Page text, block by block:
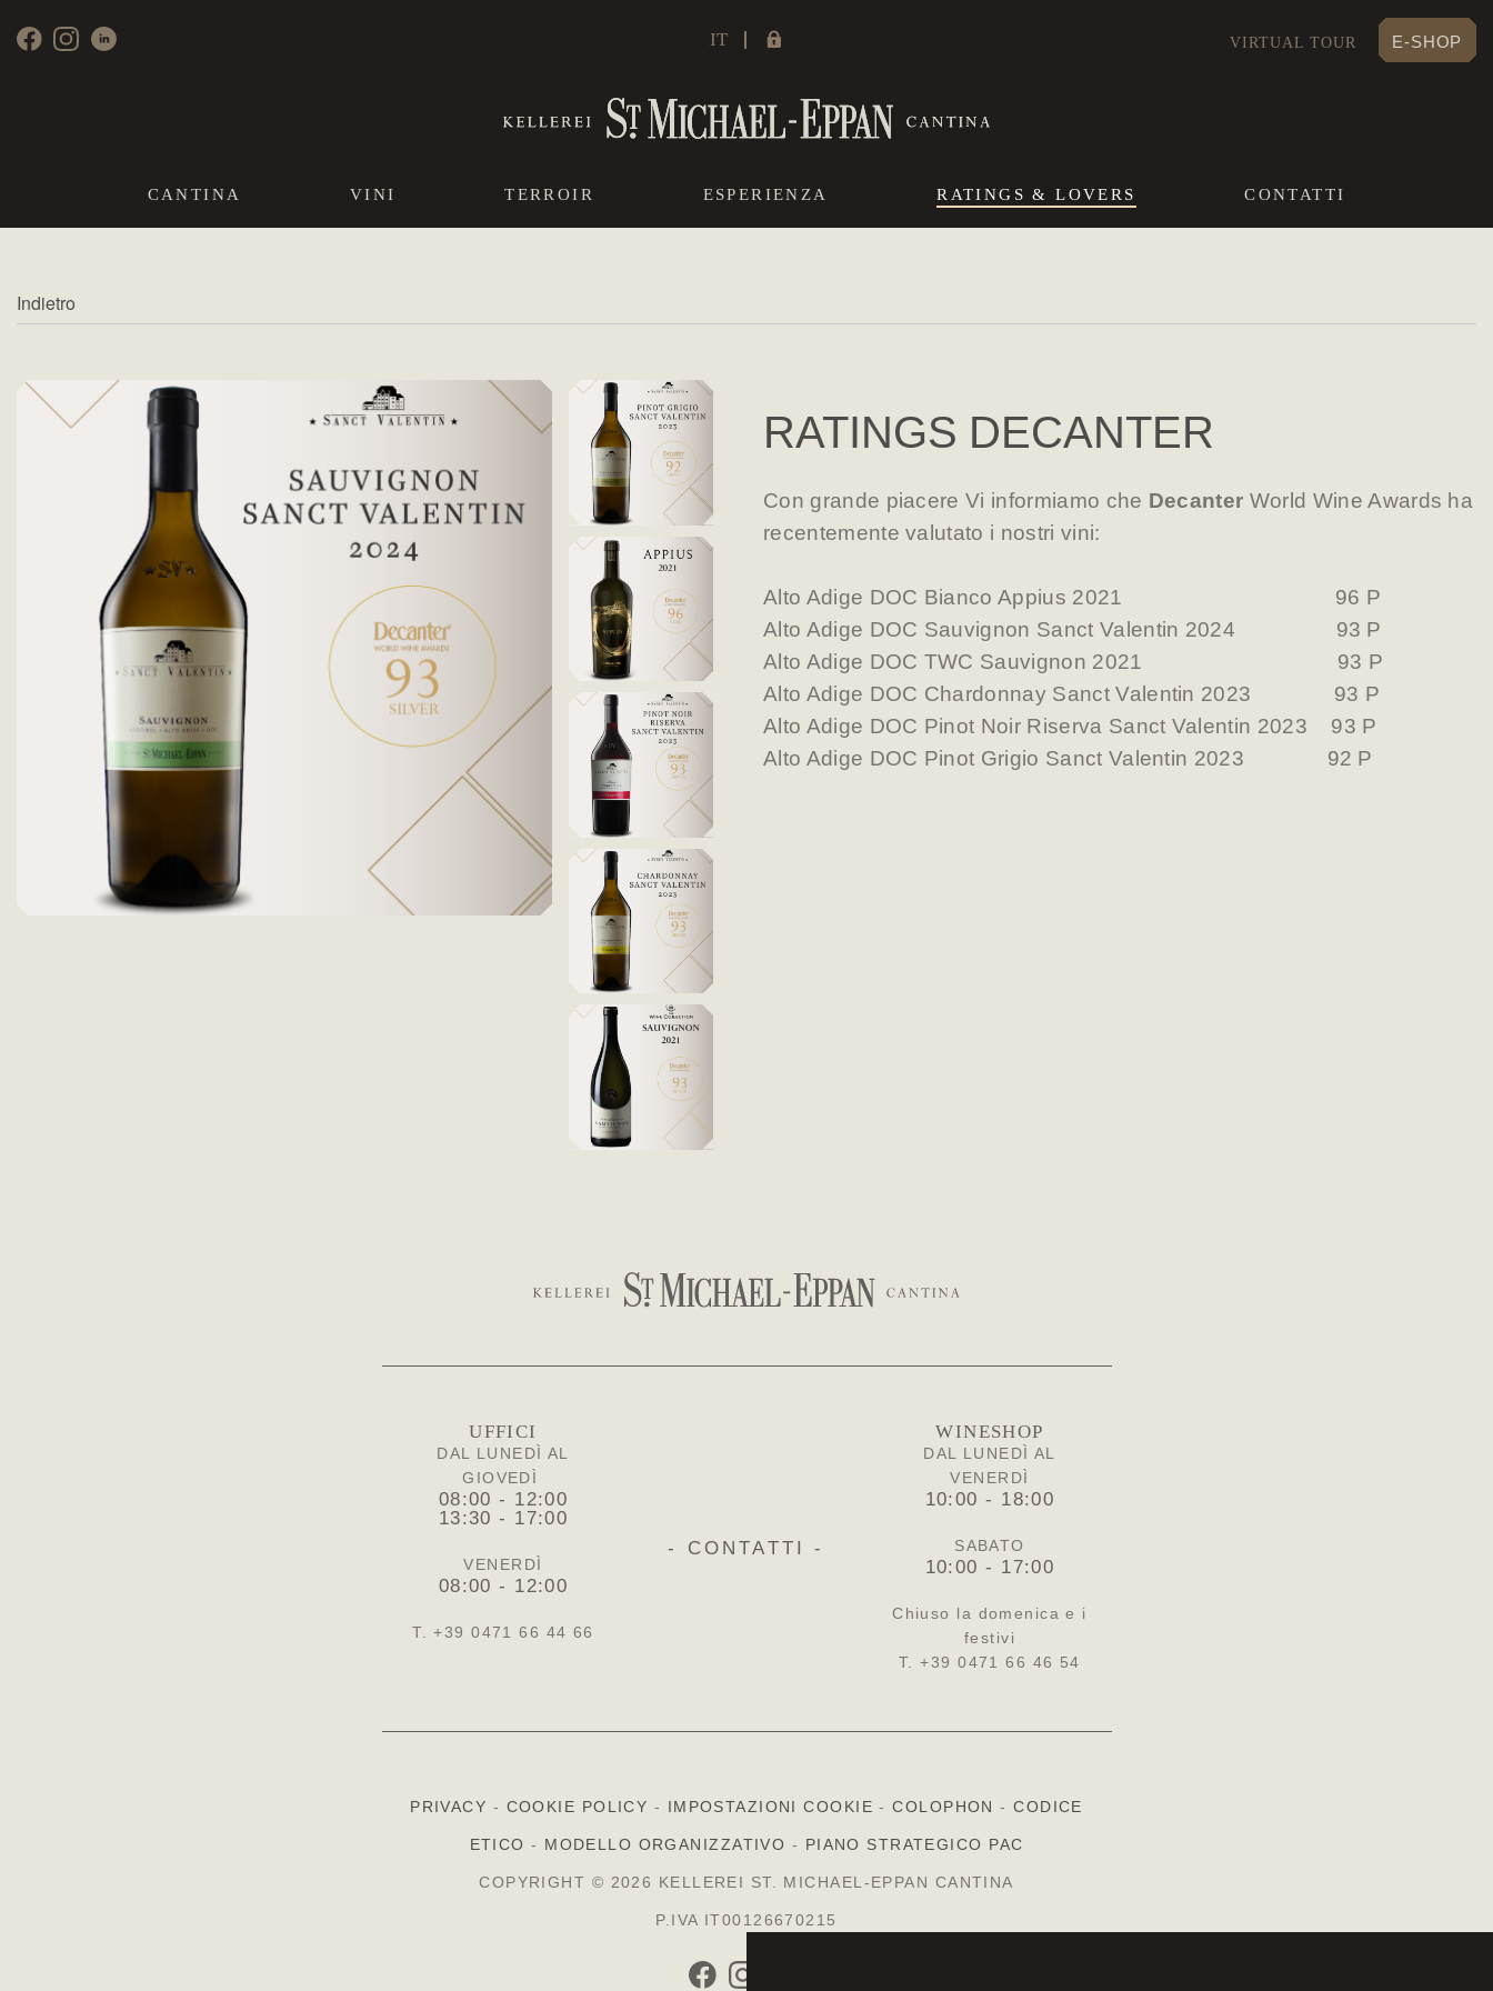
IT VIRTUAL TOUR E-SHOP
CANTINA VINI TERROIR ESPERIENZA RATINGS & LOVERS CONTATTI
Indietro
RATINGS DECANTER
Con grande piacere Vi informiamo che Decanter World Wine Awards ha
recentemente valutato i nostri vini:
Alto Adige DOC Bianco Appius 2021 96 P
Alto Adige DOC Sauvignon Sanct Valentin 2024 93 P
Alto Adige DOC TWC Sauvignon 2021 93 P
Alto Adige DOC Chardonnay Sanct Valentin 2023 93 P
Alto Adige DOC Pinot Noir Riserva Sanct Valentin 2023 93 P
Alto Adige DOC Pinot Grigio Sanct Valentin 2023 92 P
UFFICI
DAL LUNEDÌ AL
GIOVEDÌ
08:00 - 12:00
13:30 - 17:00
VENERDÌ
08:00 - 12:00
T. +39 0471 66 44 66
- CONTATTI -
WINESHOP
DAL LUNEDÌ AL
VENERDÌ
10:00 - 18:00
SABATO
10:00 - 17:00
Chiuso la domenica e i
festivi
T. +39 0471 66 46 54
PRIVACY - COOKIE POLICY - IMPOSTAZIONI COOKIE -COLOPHON -CODICE
ETICO - MODELLO ORGANIZZATIVO - PIANO STRATEGICO PAC
COPYRIGHT © 2026 KELLEREI ST. MICHAEL-EPPAN CANTINA
P.IVA IT00126670215